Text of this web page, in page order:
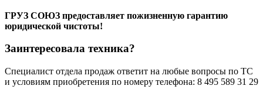
ГРУЗ СОЮЗ предоставляет пожизненную гарантию
юридической чистоты!
Заинтересовала техника?
Специалист отдела продаж ответит на любые вопросы по ТС
и условиям приобретения по номеру телефона: 8 495 589 31 29